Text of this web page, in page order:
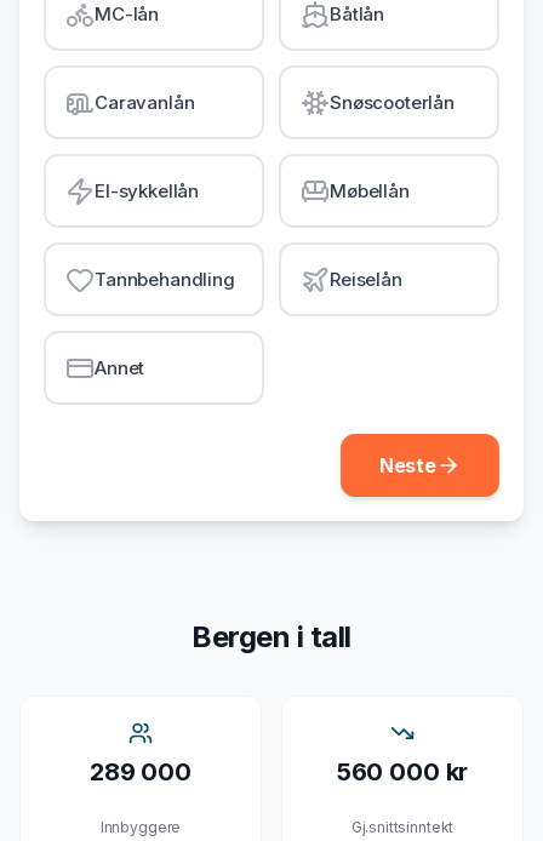
Gjeldsordning
Inkassohjelp
LÅN & KREDITT
Smålån
Lån uten sikkerhet
Kredittkort
Lån på dagen
MC-lån Båtlån
Caravanlån Snøscooterlån
El-sykkellån Møbellån
Tannbehandling Reiselån
Annet
Neste
Bergen i tall
289 000
Innbyggere
560 000 kr
Gj.snittsinntekt